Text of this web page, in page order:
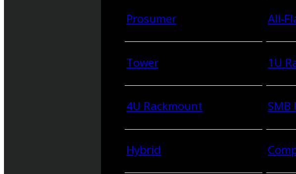
Prosumer All-
Tower 1U
4U Rackmount SMB
Hybrid